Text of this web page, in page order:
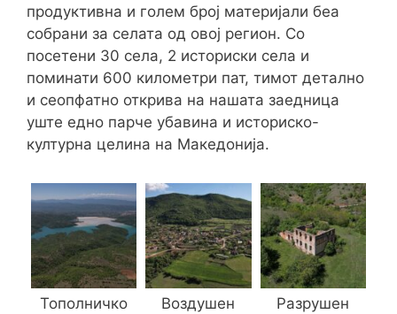
продуктивна и голем број материјали беа
собрани за селата од овој регион. Со
посетени 30 села, 2 историски села и
поминати 600 километри пат, тимот детално
и сеопфатно открива на нашата заедница
уште едно парче убавина и историско-
културна целина на Македонија.
Тополничко
Воздушен
Разрушен